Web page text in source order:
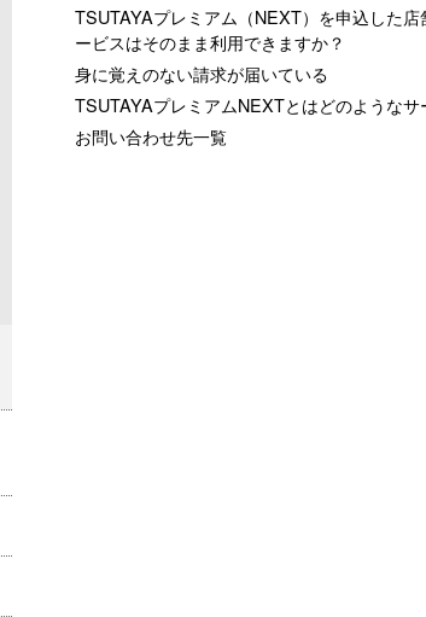
TSUTAYAプレミアム（NEXT）を申込した
ービスはそのまま利用できますか？
身に覚えのない請求が届いている
TSUTAYAプレミアムNEXTとはどのようなサ
お問い合わせ先一覧